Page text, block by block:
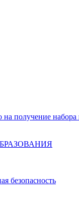
получение
безопасность